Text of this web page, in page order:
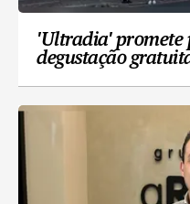
'Ultradia' promete
degustação